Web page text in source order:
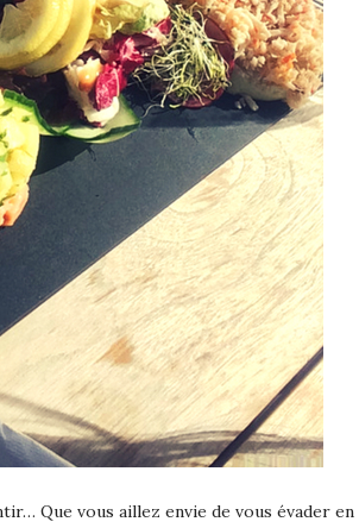
Que vous aillez envie de vous évader en